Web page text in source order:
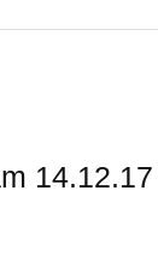
14.12.17